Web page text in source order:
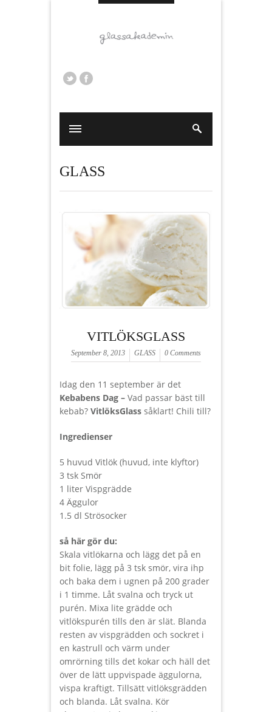
GLASS
VITLÖKSGLASS
September 8, 2013 GLASS 0 Comments
Idag den 11 september är det
Kebabens Dag – Vad passar bäst till
kebab? VitlöksGlass såklart! Chili till?
Ingredienser
5 huvud Vitlök (huvud, inte klyftor)
3 tsk Smör
1 liter Vispgrädde
4 Äggulor
1.5 dl Strösocker
så här gör du:
Skala vitlökarna och lägg det på en
bit folie, lägg på 3 tsk smör, vira ihp
och baka dem i ugnen på 200 grader
i 1 timme. Låt svalna och tryck ut
purén. Mixa lite grädde och
vitlökspurén tills den är slät. Blanda
resten av vispgrädden och sockret i
en kastrull och värm under
omrörning tills det kokar och häll det
över de lätt uppvispade äggulorna,
vispa kraftigt. Tillsätt vitlöksgrädden
och blanda. Låt svalna. Kör